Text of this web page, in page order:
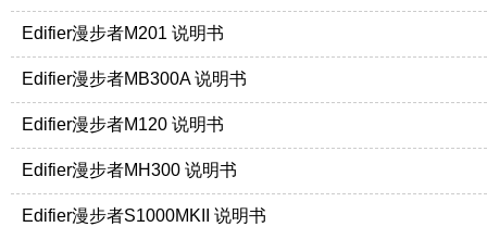
Edifier漫步者M201 说明书
Edifier漫步者MB300A 说明书
Edifier漫步者M120 说明书
Edifier漫步者MH300 说明书
Edifier漫步者S1000MKII 说明书